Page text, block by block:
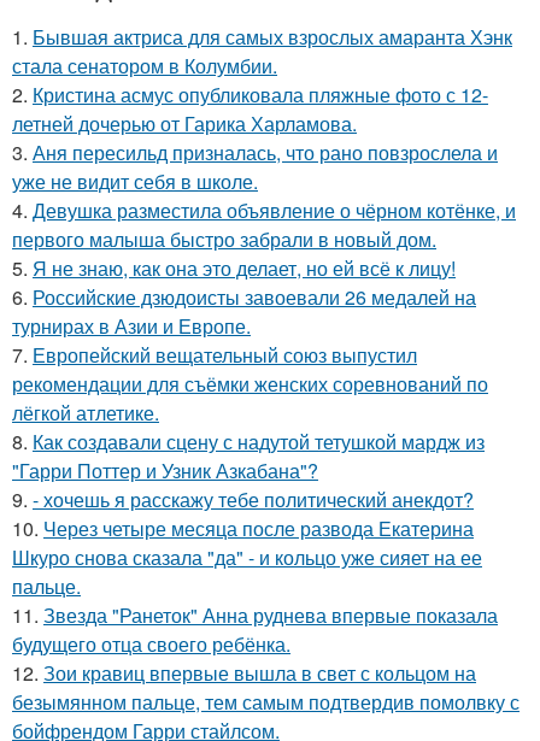
1. Бывшая актриса для самых взрослых амаранта Хэнк
стала сенатором в Колумбии.
2. Кристина асмус опубликовала пляжные фото с 12-
летней дочерью от Гарика Харламова.
3. Аня пересильд призналась, что рано повзрослела и
уже не видит себя в школе.
4. Девушка разместила объявление о чёрном котёнке, и
первого малыша быстро забрали в новый дом.
5. Я не знаю, как она это делает, но ей всё к лицу!
6. Российские дзюдоисты завоевали 26 медалей на
турнирах в Азии и Европе.
7. Европейский вещательный союз выпустил
рекомендации для съёмки женских соревнований по
лёгкой атлетике.
8. Как создавали сцену с надутой тетушкой мардж из
"Гарри Поттер и Узник Азкабана"?
9. - хочешь я расскажу тебе политический анекдот?
10. Через четыре месяца после развода Екатерина
Шкуро снова сказала "да" - и кольцо уже сияет на ее
пальце.
11. Звезда "Ранеток" Анна руднева впервые показала
будущего отца своего ребёнка.
12. Зои кравиц впервые вышла в свет с кольцом на
безымянном пальце, тем самым подтвердив помолвку с
бойфрендом Гарри стайлсом.